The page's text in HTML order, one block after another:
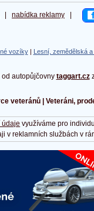
nabídka reklamy
vozíky| Lesní, zemědělská
autopůjčovny taggart.cz
veteránů | Veteráni,
údaje využíváme pro
v reklamních službách v